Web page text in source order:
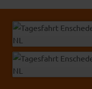
© VisitKeukenhof
© NBTC